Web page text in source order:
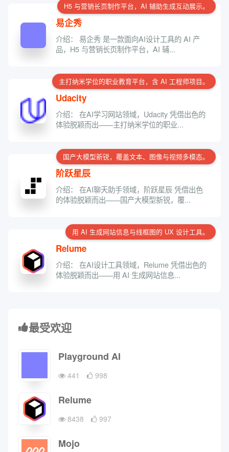
H5 与营销长页制作平台，AI 辅助生成互动展示。
易企秀
介绍： 易企秀 是一款面向AI设计工具的 AI 产
品，H5 与营销长页制作平台，AI 辅...
主打纳米学位的职业教育平台，含 AI 工程师项目。
Udacity
介绍： 在AI学习网站领域，Udacity 凭借出色的
体验脱颖而出——主打纳米学位的职业...
国产大模型新锐，覆盖文本、图像与视频多模态。
阶跃星辰
介绍： 在AI聊天助手领域，阶跃星辰 凭借出色
的体验脱颖而出——国产大模型新锐，覆...
用 AI 生成网站信息与线框图的 UX 设计工具。
Relume
介绍： 在AI设计工具领域，Relume 凭借出色的
体验脱颖而出——用 AI 生成网站信息...
最受欢迎
Playground AI
441 998
Relume
8438 997
Mojo